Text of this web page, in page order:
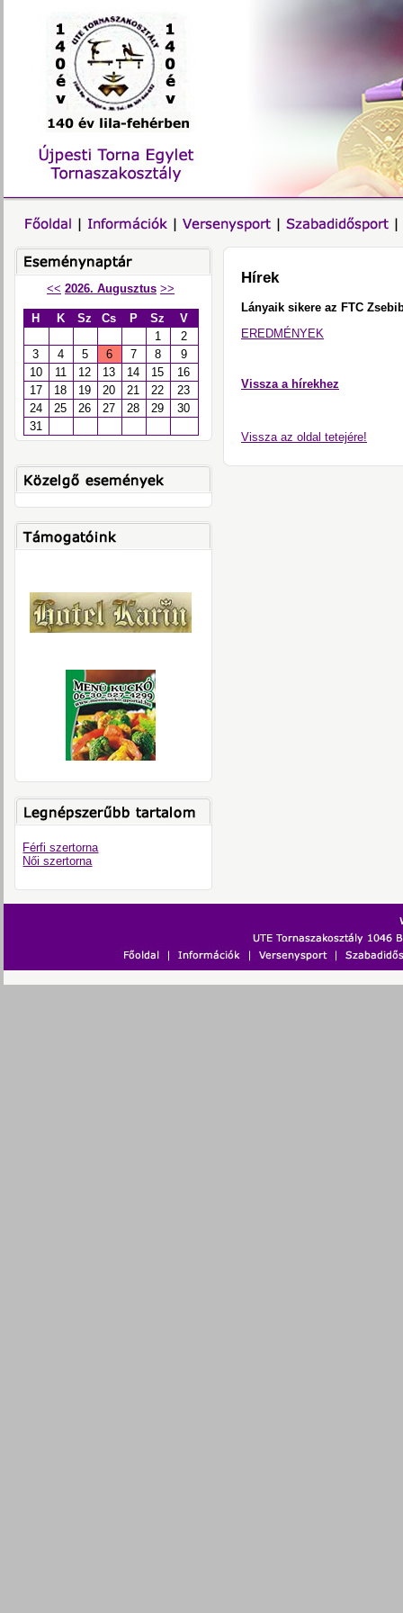
<< 2026. Augusztus >>
H K Sz Cs P Sz
V
1
2
3
4 5 6 7 8
9
10
11 12 13 14 15
16
17
18 19 20 21 22
23
24
25 26 27 28 29
30
31
Férfi szertorna
Női szertorna
Hírek
Lányaik sikere az FTC
EREDMÉNYEK
Vissza a hírekhez
Vissza az oldal tetejére!